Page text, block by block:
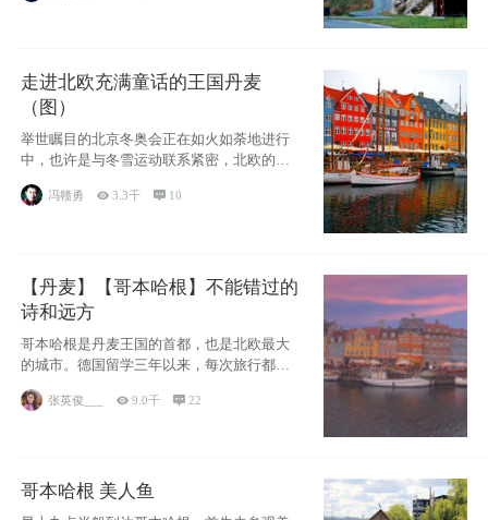
走进北欧充满童话的王国丹麦
（图）
举世瞩目的北京冬奥会正在如火如荼地进行
中，也许是与冬雪运动联系紧密，北欧的一
些国家因
冯赣勇 3.3千  10
【丹麦】【哥本哈根】不能错过的
诗和远方
哥本哈根是丹麦王国的首都，也是北欧最大
的城市。德国留学三年以来，每次旅行都是
张英俊___ 9.0千 22
哥本哈根 美人鱼